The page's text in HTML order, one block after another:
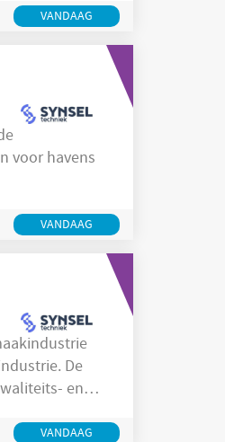
VANDAAG
voor havens
voorVANDAAG
De
en
van
VANDAAG